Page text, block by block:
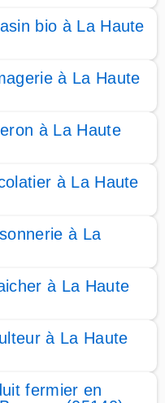
bio à La Haute
à La Haute
à La Haute
à La Haute
à La
à La Haute
à La Haute
fermier en